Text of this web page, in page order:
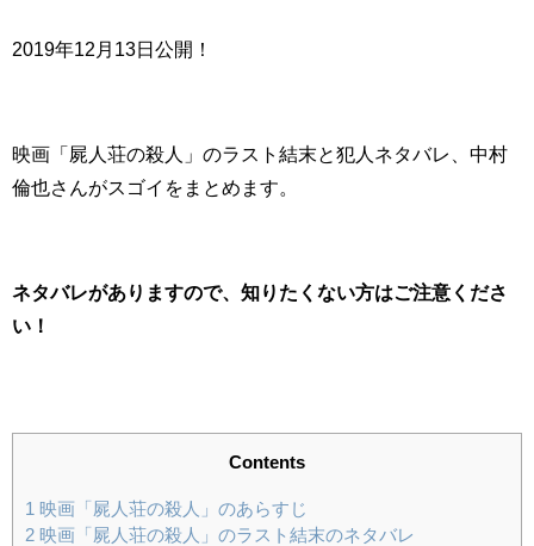
2019年12月13日公開！
映画「屍人荘の殺人」のラスト結末と犯人ネタバレ、中村
倫也さんがスゴイをまとめます。
ネタバレがありますので、知りたくない方はご注意くださ
い！
Contents
1
映画「屍人荘の殺人」のあらすじ
2 映画「屍人荘の殺人」のラスト結末のネタバレ